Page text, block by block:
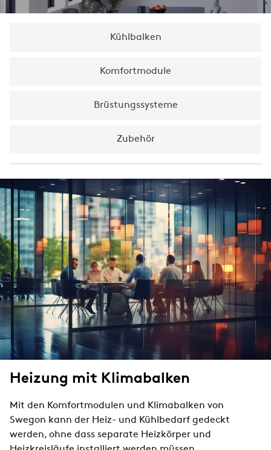
Kühlbalken
Komfortmodule
Brüstungssysteme
Zubehör
Heizung mit Klimabalken
Mit den Komfortmodulen und Klimabalken von
Swegon kann der Heiz- und Kühlbedarf gedeckt
werden, ohne dass separate Heizkörper und